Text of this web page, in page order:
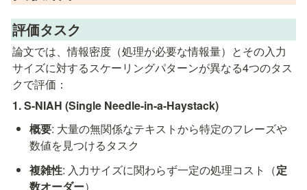
評価タスク
論文では、情報密度（処理が必要な情報量）とその入力
サイズに対するスケーリングパターンが異なる4つのタス
クで評価：
1. S-NIAH (Single Needle-in-a-Haystack)
概要: 大量の無関係なテキストから特定のフレーズや
数値を見つけるタスク
複雑性: 入力サイズに関わらず一定の処理コスト（定
数オーダー）